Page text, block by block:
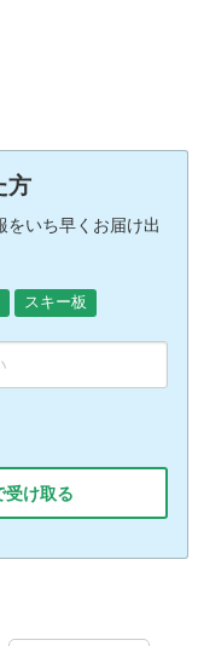
方
をいち早くお届け出
スキー板
け取る